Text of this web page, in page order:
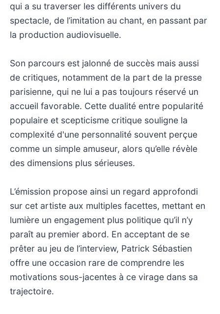
qui a su traverser les différents univers du
spectacle, de l’imitation au chant, en passant par
la production audiovisuelle.
Son parcours est jalonné de succès mais aussi
de critiques, notamment de la part de la presse
parisienne, qui ne lui a pas toujours réservé un
accueil favorable. Cette dualité entre popularité
populaire et scepticisme critique souligne la
complexité d'une personnalité souvent perçue
comme un simple amuseur, alors qu’elle révèle
des dimensions plus sérieuses.
L’émission propose ainsi un regard approfondi
sur cet artiste aux multiples facettes, mettant en
lumière un engagement plus politique qu’il n’y
paraît au premier abord. En acceptant de se
prêter au jeu de l’interview, Patrick Sébastien
offre une occasion rare de comprendre les
motivations sous-jacentes à ce virage dans sa
trajectoire.